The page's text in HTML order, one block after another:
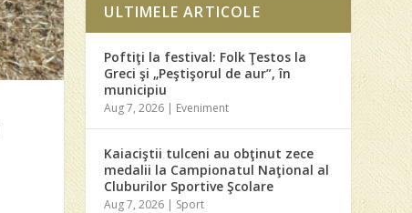
ULTIMELE ARTICOLE
Poftiţi la festival: Folk Ţestos la
Greci şi „Peştişorul de aur”, în
municipiu
Aug 7, 2026 | Eveniment
Kaiaciştii tulceni au obţinut zece
medalii la Campionatul Naţional al
Cluburilor Sportive Şcolare
Aug 7, 2026 | Sport